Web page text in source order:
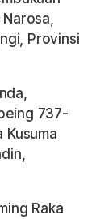
Provinsi
737-
Kusuma
Raka